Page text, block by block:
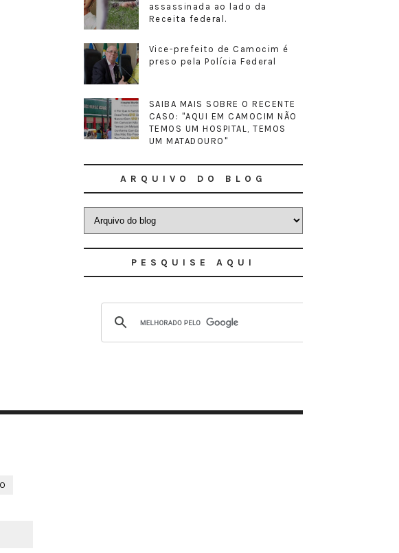
assassinada ao lado da
Receita federal.
Vice-prefeito de Camocim é
preso pela Polícia Federal
SAIBA MAIS SOBRE O RECENTE
CASO: "AQUI EM CAMOCIM NÃO
TEMOS UM HOSPITAL, TEMOS
UM MATADOURO"
ARQUIVO DO BLOG
PESQUISE AQUI